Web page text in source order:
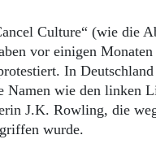
Culture“ (wie die
vor einigen
In
wie den linken
J.K. Rowling, die
wurde.